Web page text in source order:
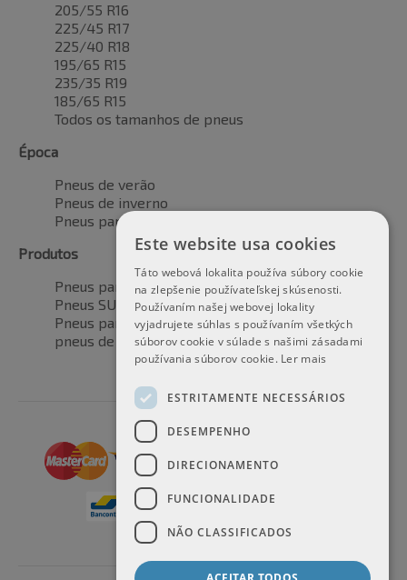
205/55 R16
225/45 R17
225/40 R18
195/65 R15
235/35 R19
185/65 R15
Todos os tamanhos de pneus
Época
Pneus de verão
Pneus de inverno
Pneus para todas as estações
Produtos
Pneus para automóveis
Pneus SUV / 4x4
Pneus para veículos de transporte
pneus de motocicleta
Este website usa cookies
Táto webová lokalita používa súbory cookie
na zlepšenie používateľskej skúsenosti.
Používaním našej webovej lokality
vyjadrujete súhlas s používaním všetkých
súborov cookie v súlade s našimi zásadami
používania súborov cookie. Ler mais
ESTRITAMENTE NECESSÁRIOS
DESEMPENHO
DIRECIONAMENTO
FUNCIONALIDADE
NÃO CLASSIFICADOS